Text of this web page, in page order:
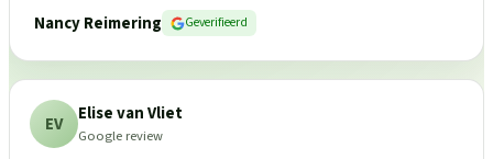
Nancy Reimering
Geverifieerd
EV Elise van Vliet
Google review